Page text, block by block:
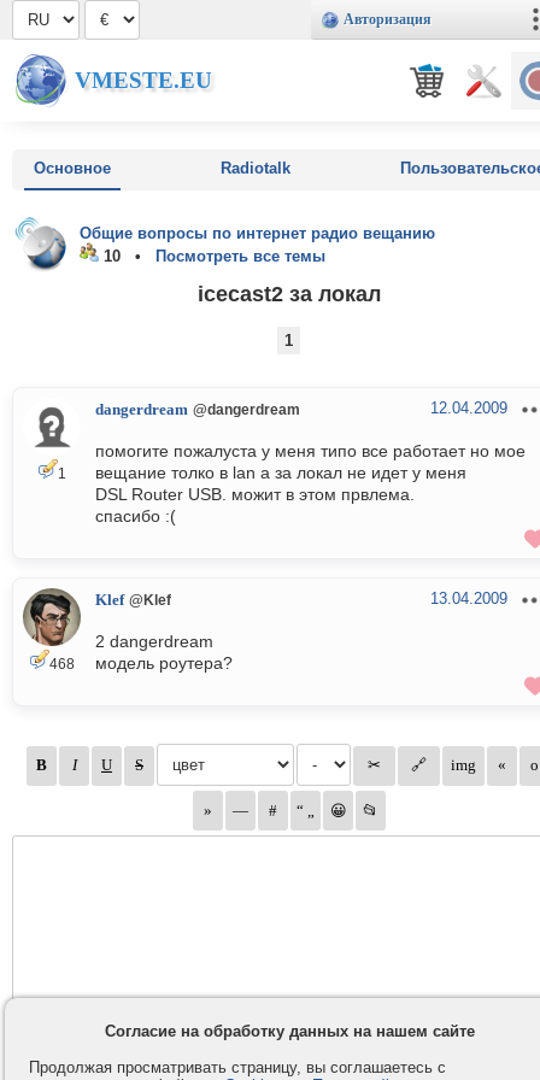
Авторизация
VMESTE.EU
Основное Radiotalk
Общие вопросы по интернет радио вещанию
10 •
Посмотреть все темы
icecast2 за локал
1
1
dangerdream @dangerdream 12.04.2009
помогите пожалуста у меня типо все работает но мое
вещание толко в lan а за локал не идет у меня
DSL Router USB. можит в этом првлема.
спасибо :(
468
Klef @Klef 13.04.2009
2 dangerdream
модель роутера?
Согласие на обработку данных на нашем сайте
Продолжая просматривать страницу, вы соглашаетесь с